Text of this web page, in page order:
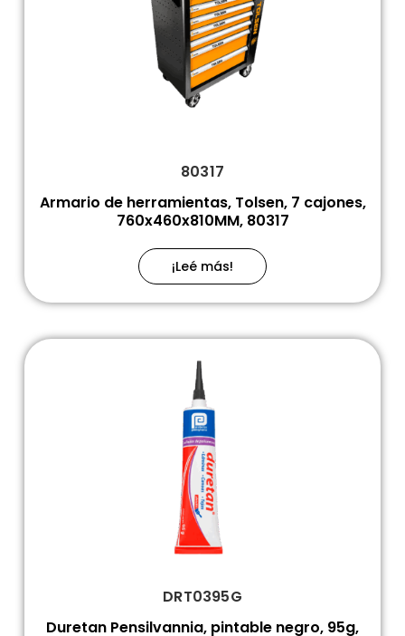
80317
Armario de herramientas, Tolsen, 7 cajones,
760x460x810MM, 80317
¡Leé más!
DRT0395G
Duretan Pensilvannia, pintable negro, 95g,